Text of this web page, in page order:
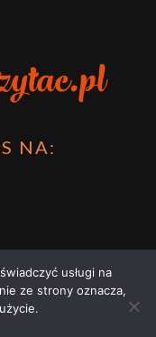
NA:
PLIKI COOKIES |
usługi na
ze strony oznacza,